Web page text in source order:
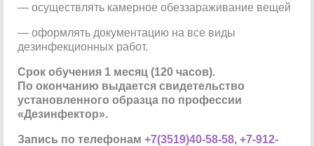
— осуществлять камерное обеззараживание вещей
— оформлять документацию на все виды
дезинфекционных работ.
Срок обучения 1 месяц (120 часов).
По окончанию выдается свидетельство
установленного образца по профессии
«Дезинфектор».
Запись по телефонам +7(3519)40-58-58, +7-912-